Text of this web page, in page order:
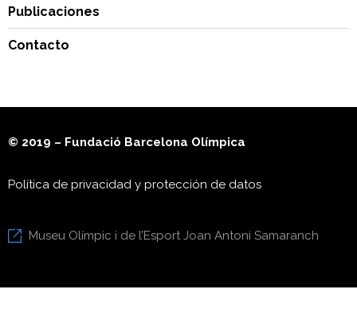
Publicaciones
Contacto
© 2019 – Fundació Barcelona Olímpica
Política de privacidad y protección de datos
Museu Olímpic i de l’Esport Joan Antoni Samaranch